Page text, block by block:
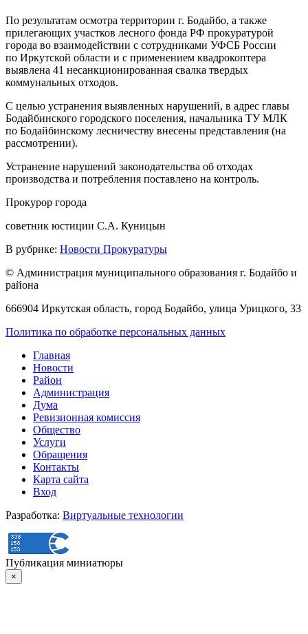
По результатам осмотра территории г. Бодайбо, а также
прилегающих участков лесного фонда РФ прокуратурой
города во взаимодействии с сотрудниками УФСБ России
по Иркутской области и с применением квадрокоптера
выявлена 41 несанкционированная свалка твердых
коммунальных отходов.
С целью устранения выявленных нарушений, в адрес главы
Бодайбинского городского поселения, начальника ТУ МЛК
по Бодайбинскому лесничеству внесены представления (на
рассмотрении).
Устранение нарушений законодательства об отходах
производства и потребления поставлено на контроль.
Прокурор города
советник юстиции С.А. Куницын
В рубрике: Новости Прокуратуры
© Администрация муниципального образования г. Бодайбо и
района
666904 Иркутская область, город Бодайбо, улица Урицкого, 33
Политика по обработке персональных данных
Главная
Новости
Район
Администрация
Дума
Ревизионная комиссия
Общество
Услуги
Обращения
Контакты
Карта сайта
Вход
Разработка: Виртуальные технологии
Публикация миниатюры
×